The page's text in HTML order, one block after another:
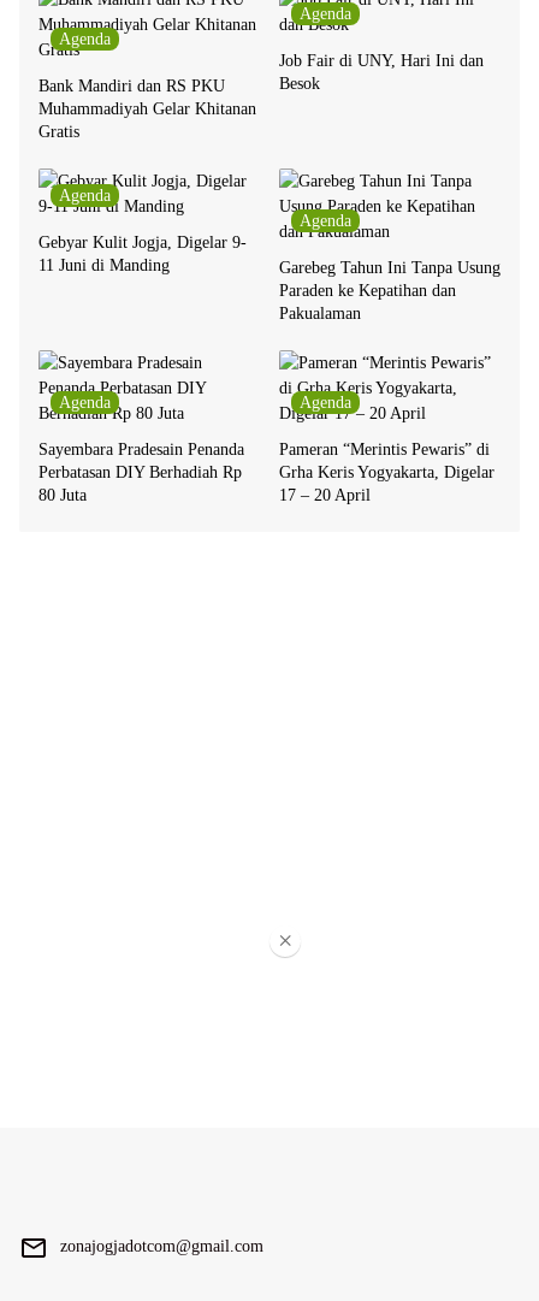
Agenda
Bank Mandiri dan RS PKU
Muhammadiyah Gelar Khitanan
Gratis
Agenda
Job Fair di UNY, Hari Ini dan
Besok
Agenda
Gebyar Kulit Jogja, Digelar 9-
11 Juni di Manding
Agenda
Garebeg Tahun Ini Tanpa Usung
Paraden ke Kepatihan dan
Pakualaman
Agenda
Sayembara Pradesain Penanda
Perbatasan DIY Berhadiah Rp
80 Juta
Agenda
Pameran “Merintis Pewaris” di
Grha Keris Yogyakarta, Digelar
17 – 20 April
zonajogjadotcom@gmail.com
×